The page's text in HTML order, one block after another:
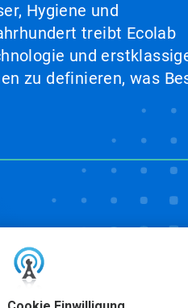
Hygiene und
treibt Ecolab
und
zu definieren, was